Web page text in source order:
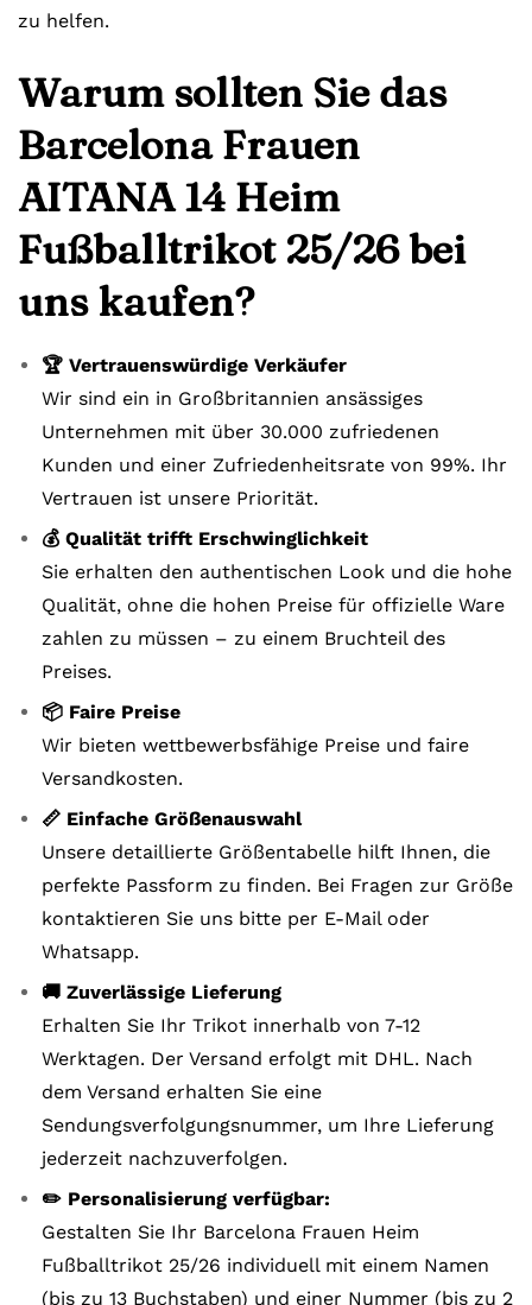
zu helfen.
Warum sollten Sie das
Barcelona Frauen
AITANA 14 Heim
Fußballtrikot 25/26 bei
uns kaufen?
🏆 Vertrauenswürdige Verkäufer
Wir sind ein in Großbritannien ansässiges
Unternehmen mit über 30.000 zufriedenen
Kunden und einer Zufriedenheitsrate von 99%. Ihr
Vertrauen ist unsere Priorität.
💰 Qualität trifft Erschwinglichkeit
Sie erhalten den authentischen Look und die hohe
Qualität, ohne die hohen Preise für offizielle Ware
zahlen zu müssen – zu einem Bruchteil des
Preises.
📦 Faire Preise
Wir bieten wettbewerbsfähige Preise und faire
Versandkosten.
📏 Einfache Größenauswahl
Unsere detaillierte Größentabelle hilft Ihnen, die
perfekte Passform zu finden. Bei Fragen zur Größe
kontaktieren Sie uns bitte per E-Mail oder
Whatsapp.
🚚 Zuverlässige Lieferung
Erhalten Sie Ihr Trikot innerhalb von 7-12
Werktagen. Der Versand erfolgt mit DHL. Nach
dem Versand erhalten Sie eine
Sendungsverfolgungsnummer, um Ihre Lieferung
jederzeit nachzuverfolgen.
✏️ Personalisierung verfügbar:
Gestalten Sie Ihr Barcelona Frauen Heim
Fußballtrikot 25/26 individuell mit einem Namen
(bis zu 13 Buchstaben) und einer Nummer (bis zu 2